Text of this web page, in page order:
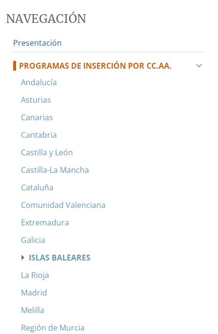
NAVEGACIÓN
Presentación
PROGRAMAS DE INSERCIÓN POR CC.AA.
Andalucía
Asturias
Canarias
Cantabria
Castilla y León
Castilla-La Mancha
Cataluña
Comunidad Valenciana
Extremadura
Galicia
ISLAS BALEARES
La Rioja
Madrid
Melilla
Región de Murcia